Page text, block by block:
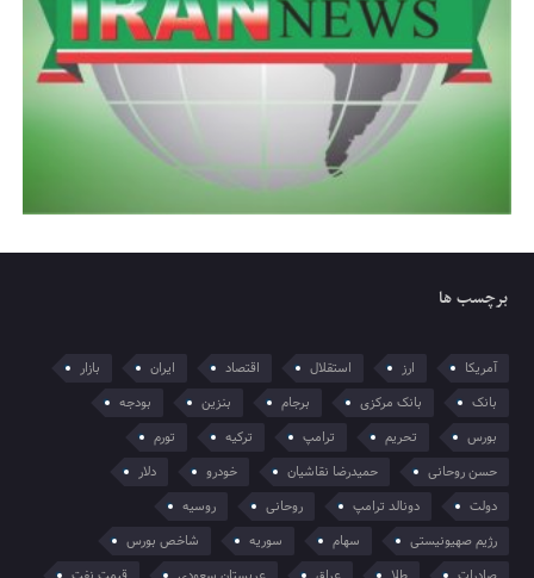
برچسب ها
آمریکا ارز استقلال اقتصاد ایران
بازار
بانک
بانک مرکزی برجام بنزین
بودجه
بورس
تحریم ترامپ ترکیه
تورم
حسن روحانی
حمیدرضا نقاشیان خودرو
دلار
دولت
دونالد ترامپ روحانی
روسیه
رژیم صهیونیستی
سهام سوریه
شاخص بورس